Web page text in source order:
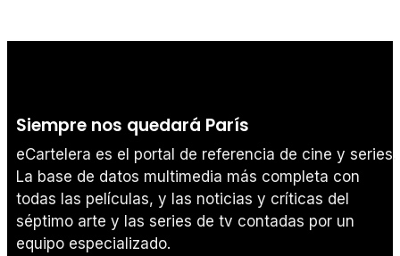
Siempre nos quedará París
eCartelera es el portal de referencia de cine y series.
La base de datos multimedia más completa con
todas las películas, y las noticias y críticas del
séptimo arte y las series de tv contadas por un
equipo especializado.